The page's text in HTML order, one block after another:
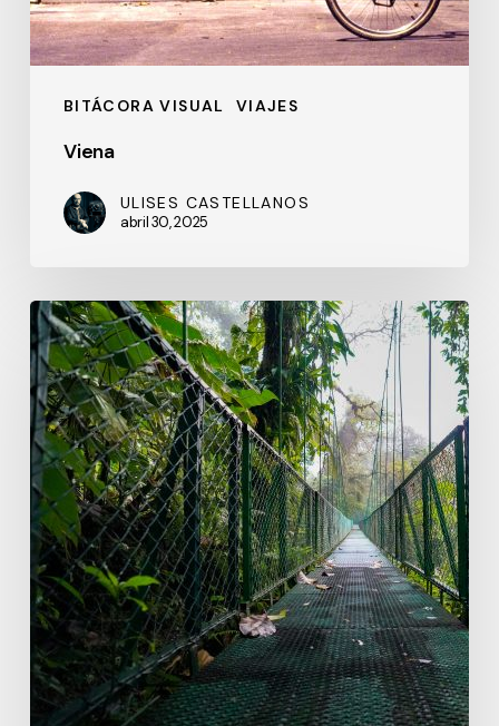
BITÁCORA VISUAL VIAJES
Viena
ULISES CASTELLANOS
abril 30, 2025
Pura
Vida
!